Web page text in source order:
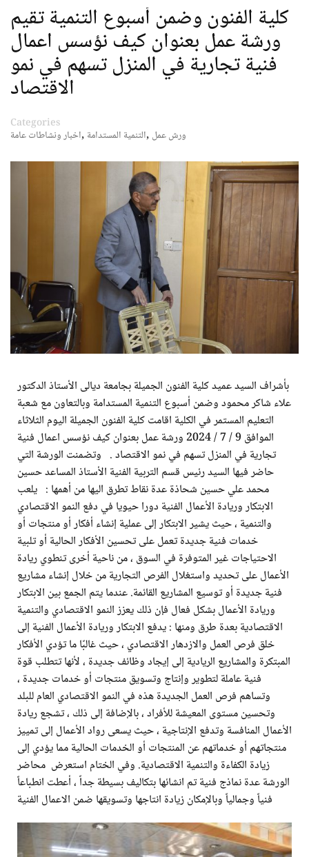
كلية الفنون وضمن أسبوع التنمية تقيم
ورشة عمل بعنوان كيف نؤسس اعمال
فنية تجارية في المنزل تسهم في نمو
الاقتصاد
Categories
اخبار ونشاطات عامة, التنمية المستدامة, ورش عمل
بأشراف السيد عميد كلية الفنون الجميلة بجامعة ديالى الأستاذ الدكتور
علاء شاكر محمود وضمن أسبوع التنمية المستدامة وبالتعاون مع شعبة
التعليم المستمر في الكلية اقامت كلية الفنون الجميلة اليوم الثلاثاء
الموافق 9 / 7 / 2024 ورشة عمل بعنوان كيف نؤسس اعمال فنية
تجارية في المنزل تسهم في نمو الاقتصاد . وتضمنت الورشة التي
حاضر فيها السيد رئيس قسم التربية الفنية الأستاذ المساعد حسين
محمد علي حسين شحاذة عدة نقاط تطرق اليها من أهمها : يلعب
الابتكار وريادة الأعمال الفنية دورا حيويا في دفع النمو الاقتصادي
والتنمية ، حيث يشير الابتكار إلى عملية إنشاء أفكار أو منتجات أو
خدمات فنية جديدة تعمل على تحسين الأفكار الحالية أو تلبية
الاحتياجات غير المتوفرة في السوق ، من ناحية أخرى تنطوي ريادة
الأعمال على تحديد واستغلال الفرص التجارية من خلال إنشاء مشاريع
فنية جديدة أو توسيع المشاريع القائمة. عندما يتم الجمع بين الابتكار
وريادة الأعمال بشكل فعال فإن ذلك يعزز النمو الاقتصادي والتنمية
الاقتصادية بعدة طرق ومنها : يدفع الابتكار وريادة الأعمال الفنية إلى
خلق فرص العمل والازدهار الاقتصادي ، حيث غالبًا ما تؤدي الأفكار
المبتكرة والمشاريع الريادية إلى إيجاد وظائف جديدة ، لأنها تتطلب قوة
فنية عاملة لتطوير وإنتاج وتسويق منتجات أو خدمات جديدة ،
وتساهم فرص العمل الجديدة هذه في النمو الاقتصادي العام للبلد
وتحسين مستوى المعيشة للأفراد ، بالإضافة إلى ذلك ، تشجع ريادة
الأعمال المنافسة وتدفع الإنتاجية ، حيث يسعى رواد الأعمال إلى تمييز
منتجاتهم أو خدماتهم عن المنتجات أو الخدمات الحالية مما يؤدي إلى
زيادة الكفاءة والتنمية الاقتصادية. وفي الختام استعرض محاضر
الورشة عدة نماذج فنية تم انشائها بتكاليف بسيطة جداً ، أعطت انطباعاً